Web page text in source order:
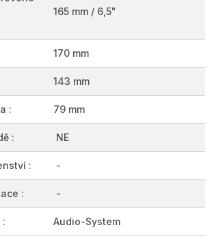
165 mm / 6,5"
170 mm
143 mm
: 79 mm
: NE
: -
: -
: Audio-System